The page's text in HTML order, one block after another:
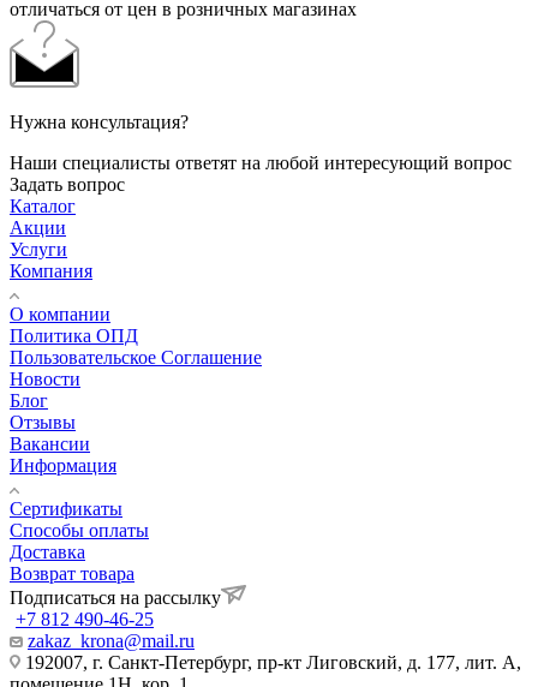
отличаться от цен в розничных магазинах
Нужна консультация?
Наши специалисты ответят на любой интересующий вопрос
Задать вопрос
Каталог
Акции
Услуги
Компания
О компании
Политика ОПД
Пользовательское Соглашение
Новости
Блог
Отзывы
Вакансии
Информация
Сертификаты
Способы оплаты
Доставка
Возврат товара
Подписаться на рассылку
+7 812 490-46-25
zakaz_krona@mail.ru
192007, г. Санкт-Петербург, пр-кт Лиговский, д. 177, лит. А,